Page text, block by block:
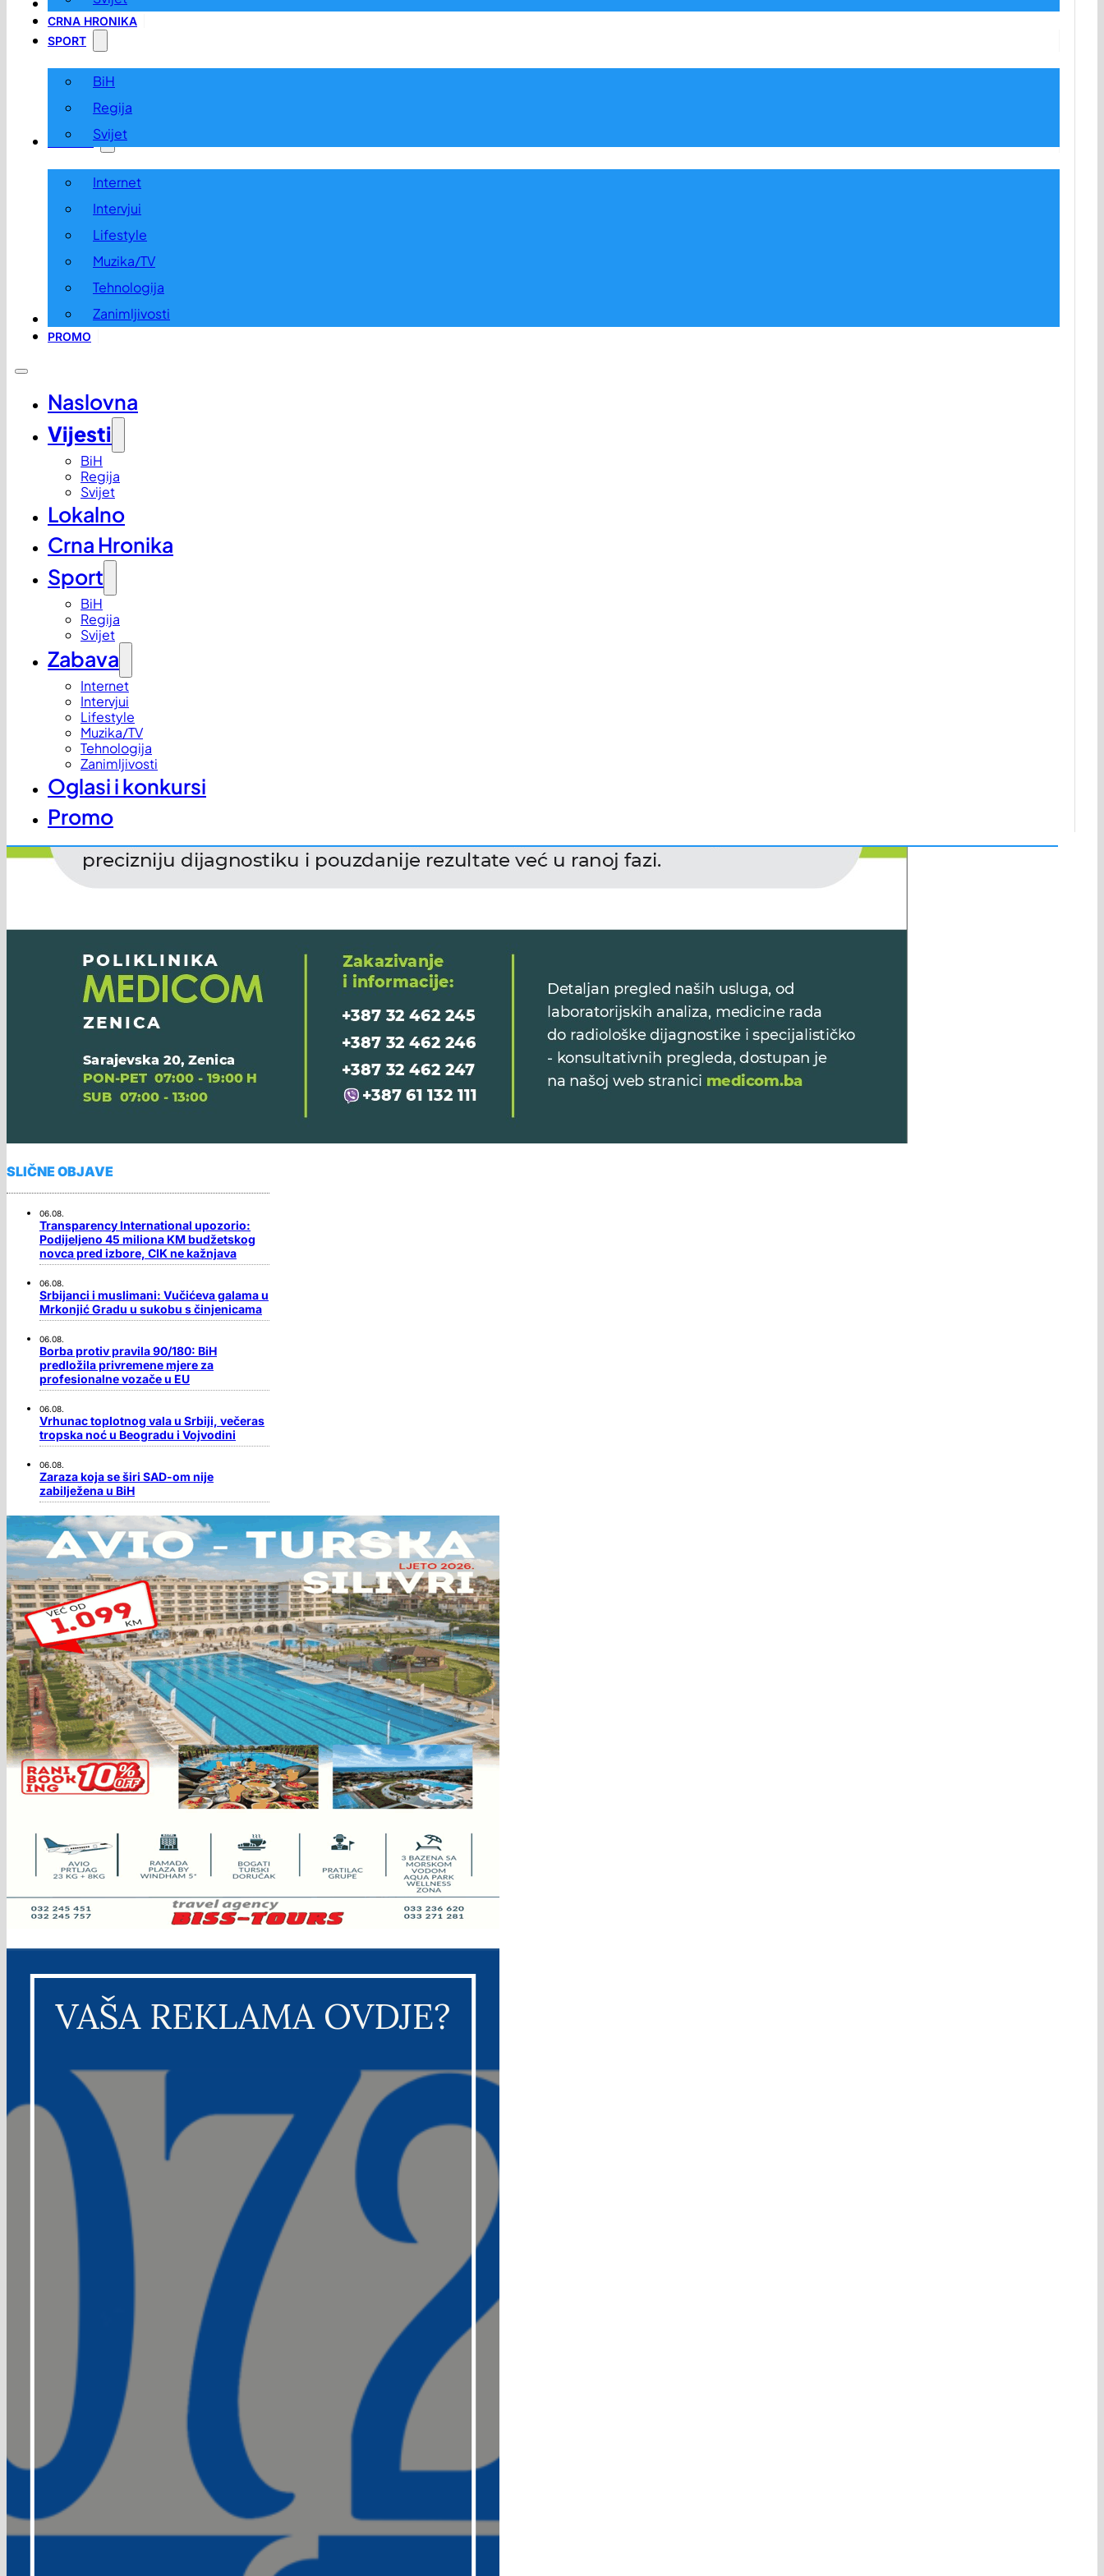
LOKALNO
CRNA HRONIKA
SPORT
BiH
Regija
Svijet
ZABAVA
Internet
Intervjui
Lifestyle
Muzika/TV
Tehnologija
Zanimljivosti
OGLASI I KONKURSI
PROMO
Naslovna
Vijesti
BiH
Regija
Svijet
Lokalno
Crna Hronika
Sport
BiH
Regija
Svijet
Zabava
Internet
Intervjui
Lifestyle
Muzika/TV
Tehnologija
Zanimljivosti
Oglasi i konkursi
Promo
SLIČNE OBJAVE
06.08.
Transparency International upozorio:
Podijeljeno 45 miliona KM budžetskog
novca pred izbore, CIK ne kažnjava
06.08.
Srbijanci i muslimani: Vučićeva galama u
Mrkonjić Gradu u sukobu s činjenicama
06.08.
Borba protiv pravila 90/180: BiH
predložila privremene mjere za
profesionalne vozače u EU
06.08.
Vrhunac toplotnog vala u Srbiji, večeras
tropska noć u Beogradu i Vojvodini
06.08.
Zaraza koja se širi SAD-om nije
zabilježena u BiH